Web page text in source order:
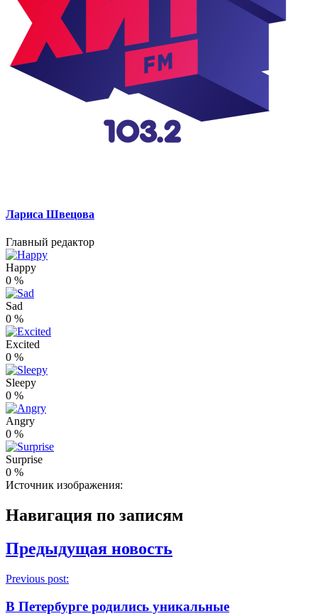
Лариса Швецова
Главный редактор
Happy
0 %
Sad
0 %
Excited
0 %
Sleepy
0 %
Angry
0 %
Surprise
0 %
Источник изображения:
Навигация по записям
Предыдущая новость
Previous post:
В Петербурге родились уникальные